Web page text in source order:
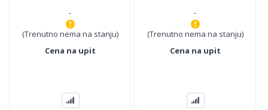
najboljom jednostavnošću
-
(Trenutno nema na stanju)
Cena na upit
najboljom jednostavnošću
-
(Trenutno nema na stanju)
Cena na upit